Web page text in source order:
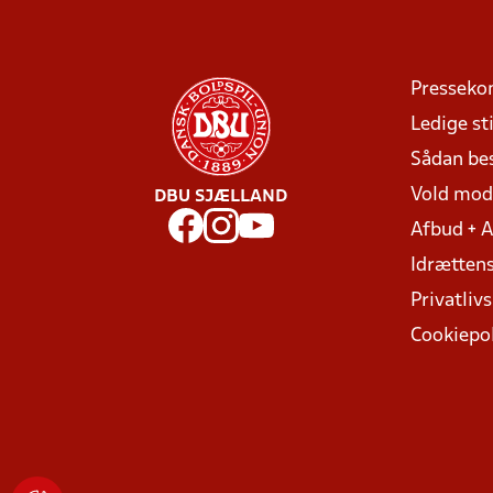
DBU SJÆLLAND
Ledige
Sådan
Vold
Afbud +